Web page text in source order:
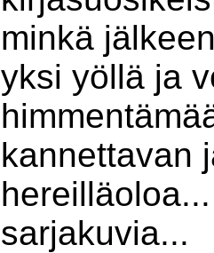
minkä
yksi yöllä ja
kannettavan
sarjakuvia...